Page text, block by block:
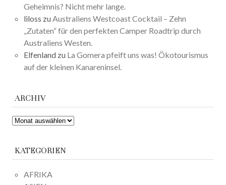
Geheimnis? Nicht mehr lange.
liloss zuAustraliens Westcoast Cocktail – Zehn
„Zutaten“ für den perfekten Camper Roadtrip durch
Australiens Westen.
Elfenland zu La Gomera pfeift uns was! Ökotourismus
auf der kleinen Kanareninsel.
ARCHIV
ARCHIV
KATEGORIEN
AFRIKA